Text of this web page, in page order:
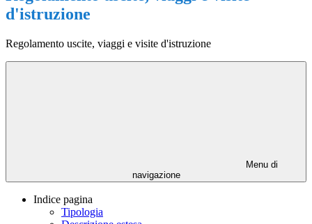
d'istruzione
Regolamento uscite, viaggi e visite d'istruzione
Menu di
navigazione
Indice pagina
Tipologia